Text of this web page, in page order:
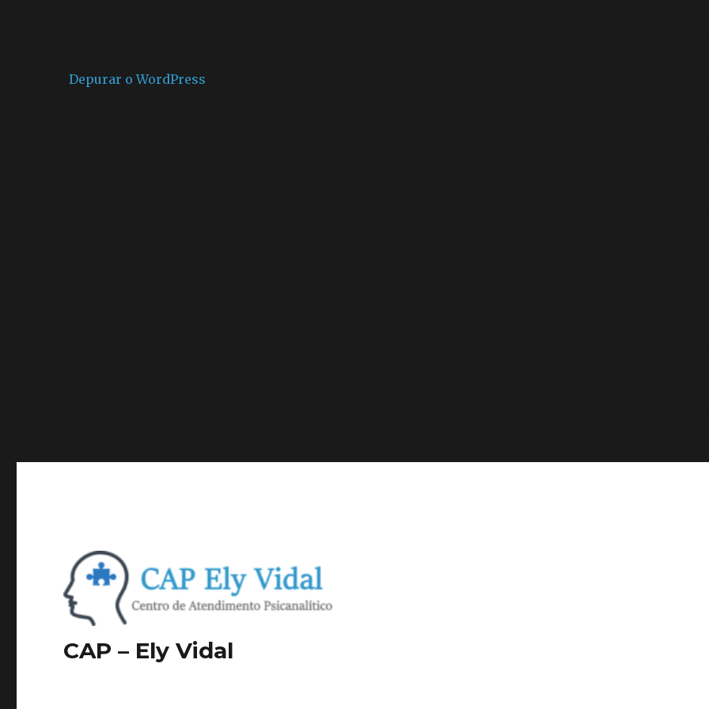
Depurar o WordPress
CAP – Ely Vidal